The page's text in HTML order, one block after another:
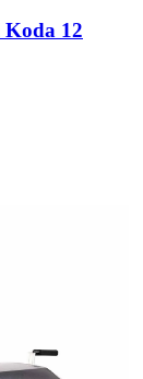
Koda 12